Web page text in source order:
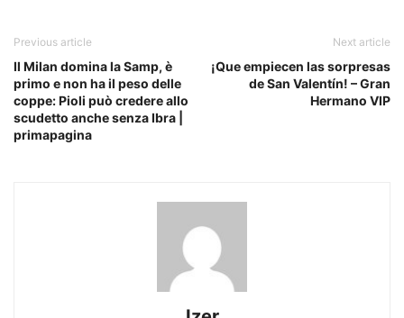
Previous article
Il Milan domina la Samp, è
primo e non ha il peso delle
coppe: Pioli può credere allo
scudetto anche senza Ibra |
primapagina
Next article
¡Que empiecen las sorpresas
de San Valentín! – Gran
Hermano VIP